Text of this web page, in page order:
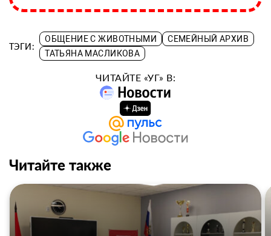
ТЭГИ:
ОБЩЕНИЕ С ЖИВОТНЫМИ
СЕМЕЙНЫЙ АРХИВ
ТАТЬЯНА МАСЛИКОВА
ЧИТАЙТЕ «УГ» В:
Читайте также